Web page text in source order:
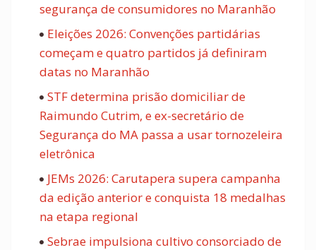
segurança de consumidores no Maranhão
Eleições 2026: Convenções partidárias
começam e quatro partidos já definiram
datas no Maranhão
STF determina prisão domiciliar de
Raimundo Cutrim, e ex-secretário de
Segurança do MA passa a usar tornozeleira
eletrônica
JEMs 2026: Carutapera supera campanha
da edição anterior e conquista 18 medalhas
na etapa regional
Sebrae impulsiona cultivo consorciado de